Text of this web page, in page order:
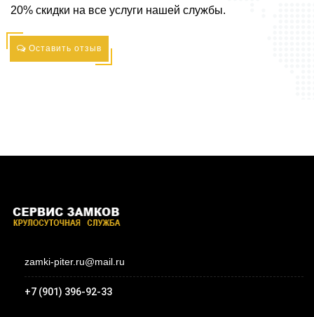
20% скидки на все услуги нашей службы.
Оставить отзыв
zamki-piter.ru@mail.ru
+7 (901) 396-92-33